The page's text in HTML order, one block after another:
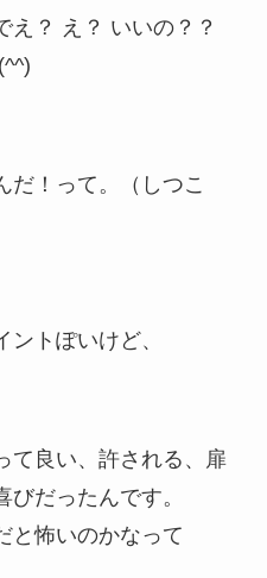
え？ え？ いいの？？
だ！って。（しつこ
トぽいけど、
て良い、許される、扉
だったんです。
と怖いのかなって